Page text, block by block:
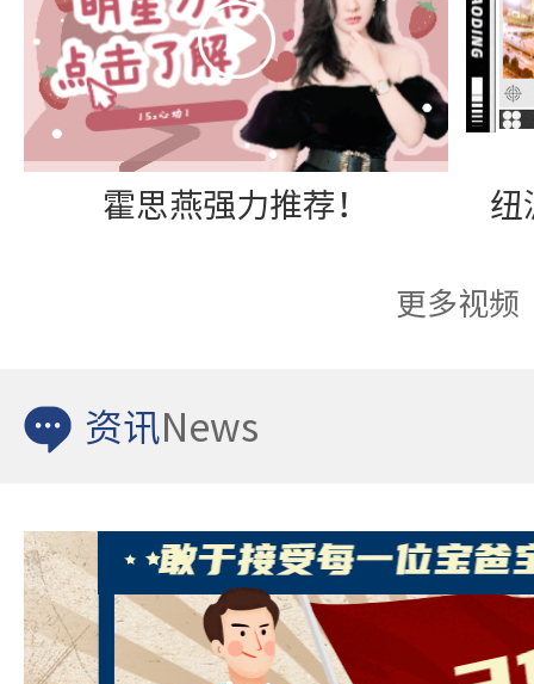
霍思燕强力推荐！
更多视频
资讯 News